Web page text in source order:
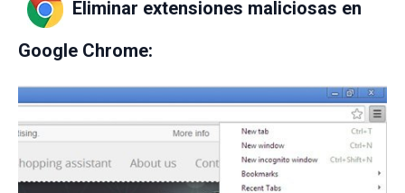
Eliminar extensiones maliciosas en
Google Chrome: